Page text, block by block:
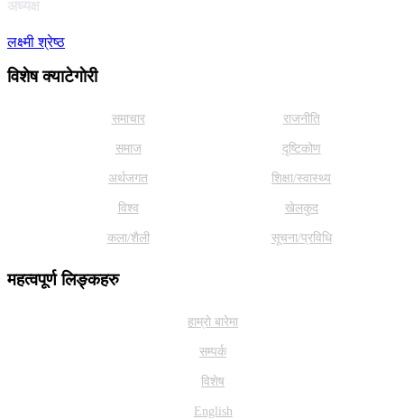
अध्यक्ष
लक्ष्मी श्रेष्ठ
विशेष क्याटेगाेरी
समाचार राजनीति
समाज दृष्टिकोण
अर्थजगत शिक्षा/स्वास्थ्य
विश्व खेलकुद
कला/शैली सूचना/प्रविधि
महत्वपूर्ण लिङ्कहरु
हाम्राे बारेमा
सम्पर्क
विशेष
English